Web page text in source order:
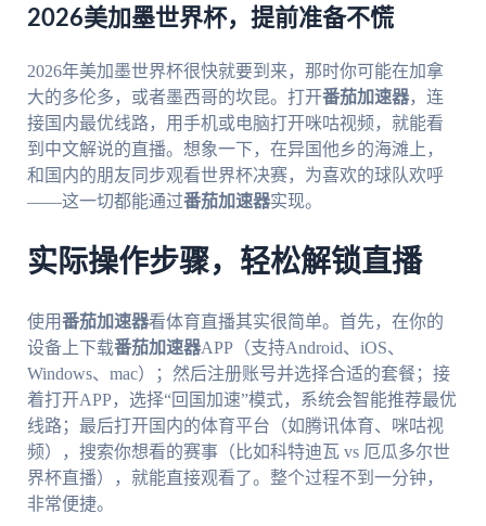
2026美加墨世界杯，提前准备不慌
2026年美加墨世界杯很快就要到来，那时你可能在加拿
大的多伦多，或者墨西哥的坎昆。打开番茄加速器，连
接国内最优线路，用手机或电脑打开咪咕视频，就能看
到中文解说的直播。想象一下，在异国他乡的海滩上，
和国内的朋友同步观看世界杯决赛，为喜欢的球队欢呼
——这一切都能通过番茄加速器实现。
实际操作步骤，轻松解锁直播
使用番茄加速器看体育直播其实很简单。首先，在你的
设备上下载番茄加速器APP（支持Android、iOS、
Windows、mac）；然后注册账号并选择合适的套餐；接
着打开APP，选择“回国加速”模式，系统会智能推荐最优
线路；最后打开国内的体育平台（如腾讯体育、咪咕视
频），搜索你想看的赛事（比如科特迪瓦 vs 厄瓜多尔世
界杯直播），就能直接观看了。整个过程不到一分钟，
非常便捷。